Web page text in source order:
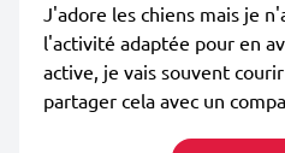
J'adore les chiens mais je
l'activité adaptée pour en
active, je vais souvent
partager cela avec un